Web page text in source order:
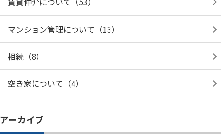
マンション管理について（13）
相続（8）
空き家について（4）
アーカイブ